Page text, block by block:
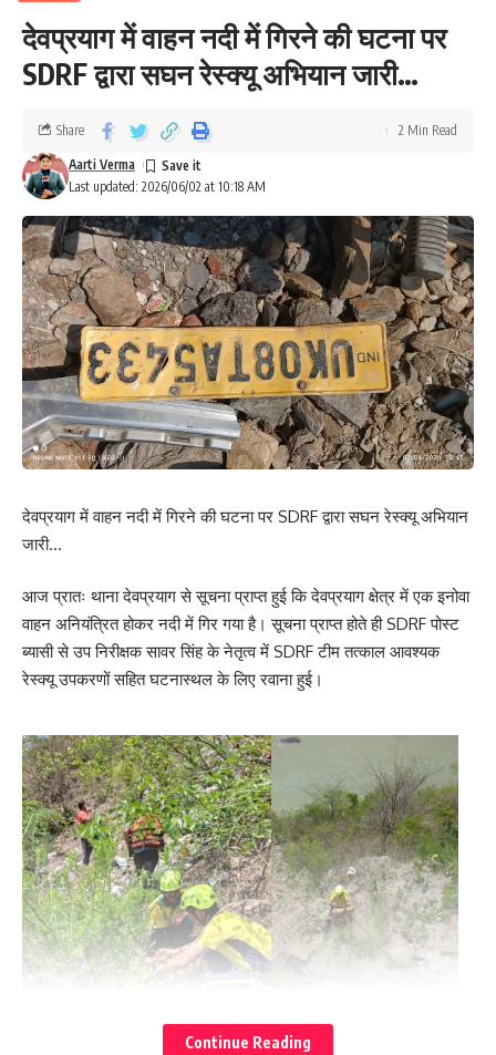
देवप्रयाग में वाहन नदी में गिरने की घटना पर
SDRF द्वारा सघन रेस्क्यू अभियान जारी…
Last updated: 2026/06/02 at 10:18 AM
Aarti Verma
Share 2 Min Read
देवप्रयाग में वाहन नदी में गिरने की घटना पर SDRF द्वारा सघन रेस्क्यू अभियान
जारी…
आज प्रातः थाना देवप्रयाग से सूचना प्राप्त हुई कि देवप्रयाग क्षेत्र में एक इनोवा
वाहन अनियंत्रित होकर नदी में गिर गया है। सूचना प्राप्त होते ही SDRF पोस्ट
ब्यासी से उप निरीक्षक सावर सिंह के नेतृत्व में SDRF टीम तत्काल आवश्यक
रेस्क्यू उपकरणों सहित घटनास्थल के लिए रवाना हुई।
Continue Reading